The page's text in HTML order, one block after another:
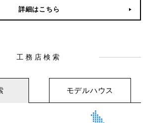
詳細はこちら
工務店検索
モデルハウス